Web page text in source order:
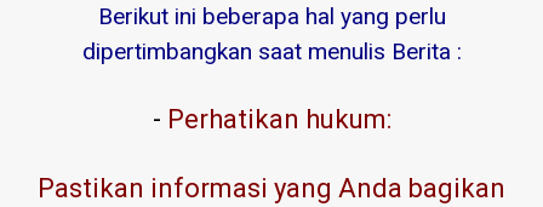
Berikut ini beberapa hal yang perlu
dipertimbangkan saat menulis Berita :
- Perhatikan hukum:
Pastikan informasi yang Anda bagikan